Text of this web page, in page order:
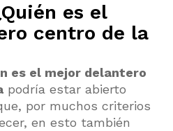
es el
centro de la
es el mejor delantero
podría estar abierto
por muchos criterios
en esto también